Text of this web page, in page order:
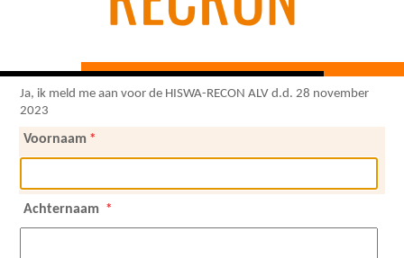
Ja, ik meld me aan voor de HISWA-RECON ALV d.d. 28 november
2023
Voornaam *
Achternaam *